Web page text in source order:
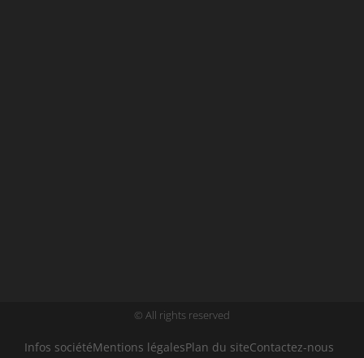
© All rights reserved
Infos sociétéMentions légalesPlan du siteContactez-nous